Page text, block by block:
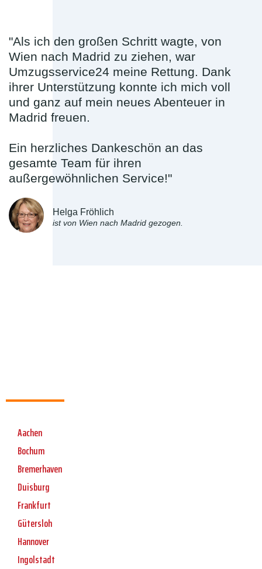
"Als ich den großen Schritt wagte, von
Wien nach Madrid zu ziehen, war
Umzugsservice24 meine Rettung. Dank
ihrer Unterstützung konnte ich mich voll
und ganz auf mein neues Abenteuer in
Madrid freuen.
Ein herzliches Dankeschön an das
gesamte Team für ihren
außergewöhnlichen Service!"
Helga Fröhlich
ist von Wien nach Madrid gezogen.
Aachen
Bochum
Bremerhaven
Duisburg
Frankfurt
Gütersloh
Hannover
Ingolstadt